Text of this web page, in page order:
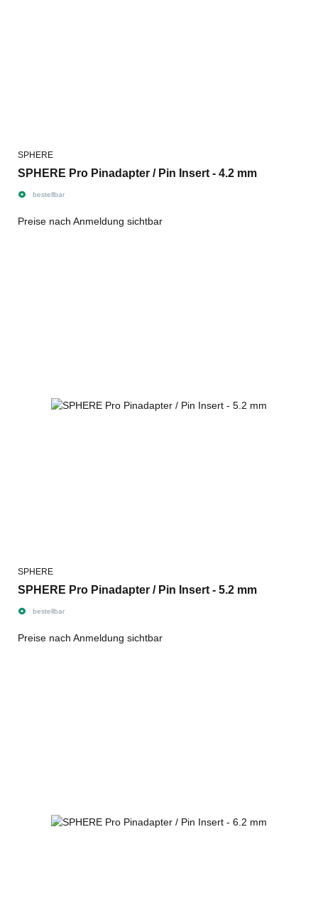
SPHERE
SPHERE Pro Pinadapter / Pin Insert - 4.2 mm
bestellbar
Preise nach Anmeldung sichtbar
SPHERE
SPHERE Pro Pinadapter / Pin Insert - 5.2 mm
bestellbar
Preise nach Anmeldung sichtbar